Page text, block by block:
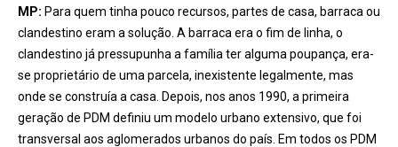
MP: Para quem tinha pouco recursos, partes de casa, barraca ou
clandestino eram a solução. A barraca era o fim de linha, o
clandestino já pressupunha a família ter alguma poupança, era-
se proprietário de uma parcela, inexistente legalmente, mas
onde se construía a casa. Depois, nos anos 1990, a primeira
geração de PDM definiu um modelo urbano extensivo, que foi
transversal aos aglomerados urbanos do país. Em todos os PDM